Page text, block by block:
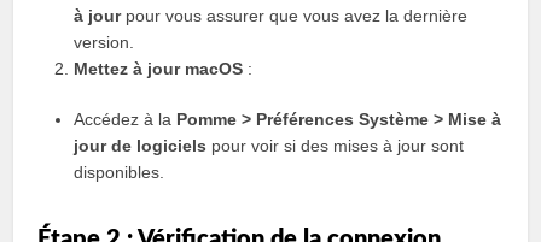
à jourpour vous assurer que vous avez la dernière
version.
Mettez à jour macOS :
Accédez à la Pomme > Préférences Système > Mise à
jour de logiciels pour voir si des mises à jour sont
disponibles.